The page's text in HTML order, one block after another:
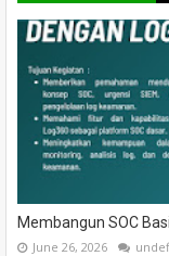
Membangun SOC
June 26, 2026